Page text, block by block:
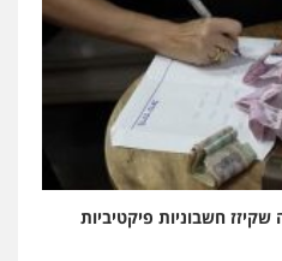
חשבוניות פיקטיביות